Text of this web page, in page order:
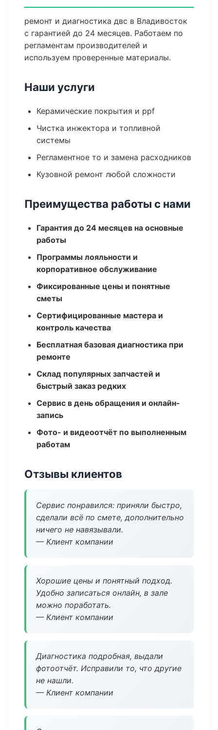
ремонт и диагностика двс в Владивосток
с гарантией до 24 месяцев. Работаем по
регламентам производителей и
используем проверенные материалы.
Наши услуги
Керамические покрытия и ppf
Чистка инжектора и топливной
системы
Регламентное то и замена расходников
Кузовной ремонт любой сложности
Преимущества работы с нами
Гарантия до 24 месяцев на основные
работы
Программы лояльности и
корпоративное обслуживание
Фиксированные цены и понятные
сметы
Сертифицированные мастера и
контроль качества
Бесплатная базовая диагностика при
ремонте
Склад популярных запчастей и
быстрый заказ редких
Сервис в день обращения и онлайн-
запись
Фото- и видеоотчёт по выполненным
работам
Отзывы клиентов
Сервис понравился: приняли быстро,
сделали всё по смете, дополнительно
ничего не навязывали.
— Клиент компании
Хорошие цены и понятный подход.
Удобно записаться онлайн, в зале
можно поработать.
— Клиент компании
Диагностика подробная, выдали
фотоотчёт. Исправили то, что другие
не нашли.
— Клиент компании